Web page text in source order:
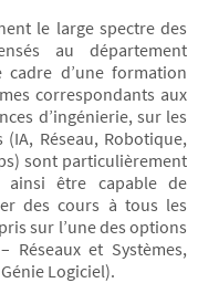
le large spectre des
au département
d’une formation
correspondants aux
d’ingénierie, sur les
Réseau, Robotique,
sont particulièrement
ainsi être capable de
des cours à tous les
sur l’une des options
Réseaux et Systèmes,
Logiciel).